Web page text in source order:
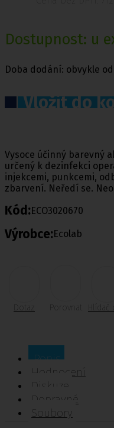
Dostupnost: u
Doba dodání: obvykle
Vložit do
Vysoce účinný barevný
určený k dezinfekci
injekcemi, punkcemi,
zbarvení. Neředí se.
Kód:ECO3020670
Výrobce:Ecolab
Dotaz Porovnat
Popis
Hodnocení
Diskuze
Dopravné
Soubory